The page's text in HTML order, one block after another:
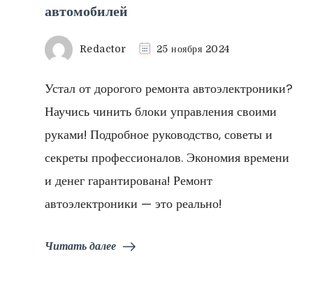
автомобилей
Redactor 25 ноября 2024
Устал от дорогого ремонта автоэлектроники?
Научись чинить блоки управления своими
руками! Подробное руководство, советы и
секреты профессионалов. Экономия времени
и денег гарантирована! Ремонт
автоэлектроники — это реально!
Читать далее